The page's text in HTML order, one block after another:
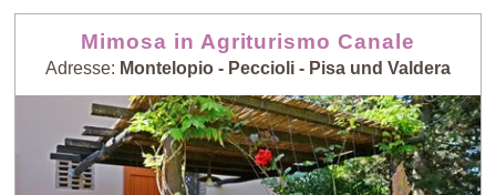
Mimosa in Agriturismo Canale
Adresse: Montelopio - Peccioli - Pisa und Valdera